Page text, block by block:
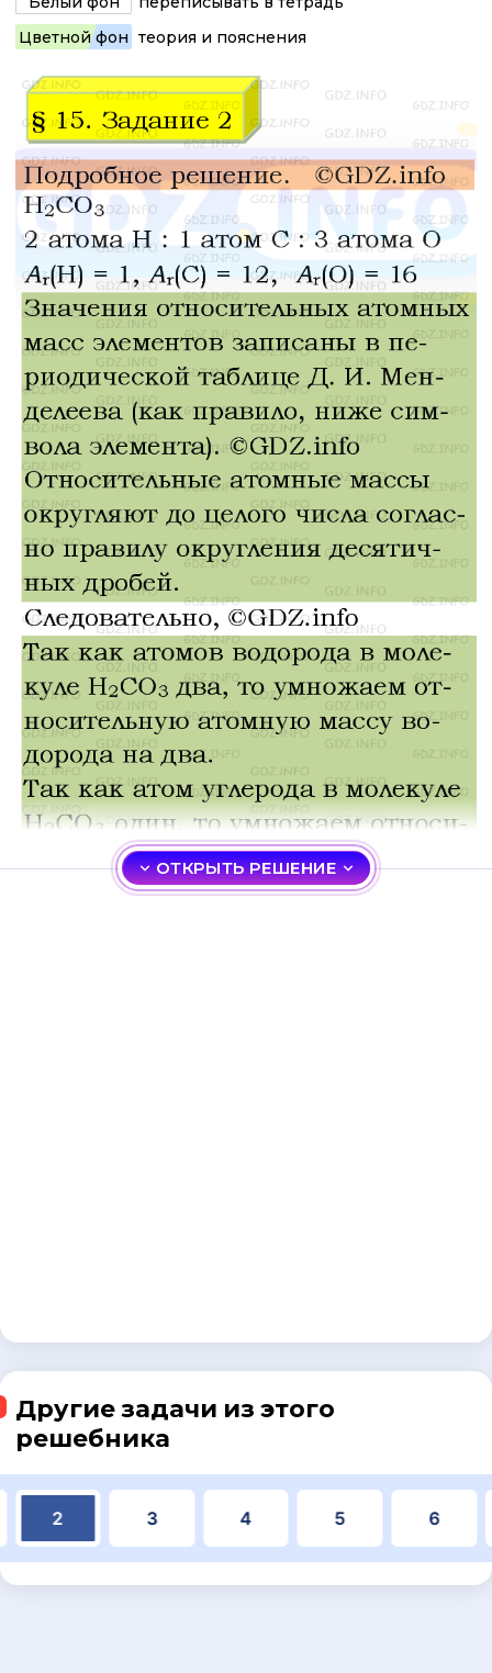
Цветной фон теория и пояснения
ОТКРЫТЬ РЕШЕНИЕ
Другие задачи из этого
решебника
2 3 4 5 6